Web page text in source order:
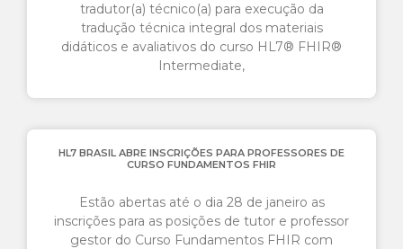
tradutor(a) técnico(a) para execução da
tradução técnica integral dos materiais
didáticos e avaliativos do curso HL7® FHIR®
Intermediate,
HL7 BRASIL ABRE INSCRIÇÕES PARA PROFESSORES DE
CURSO FUNDAMENTOS FHIR
Estão abertas até o dia 28 de janeiro as
inscrições para as posições de tutor e professor
gestor do Curso Fundamentos FHIR com